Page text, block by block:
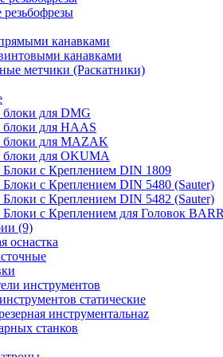
канавками
канавками
метчики (Раскатники)
для DMG
для HAAS
для MAZAK
для OKUMA
с Креплением DIN 1809
с Креплением DIN 5480 (Sauter)
с Креплением DIN 5482 (Sauter)
с Креплением для Головок
(9)
оснастка
инструментов
статические
инструментальнаz
станков